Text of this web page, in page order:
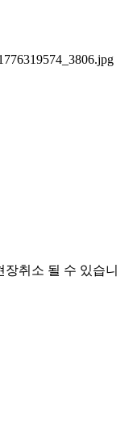
취소 될 수 있습니